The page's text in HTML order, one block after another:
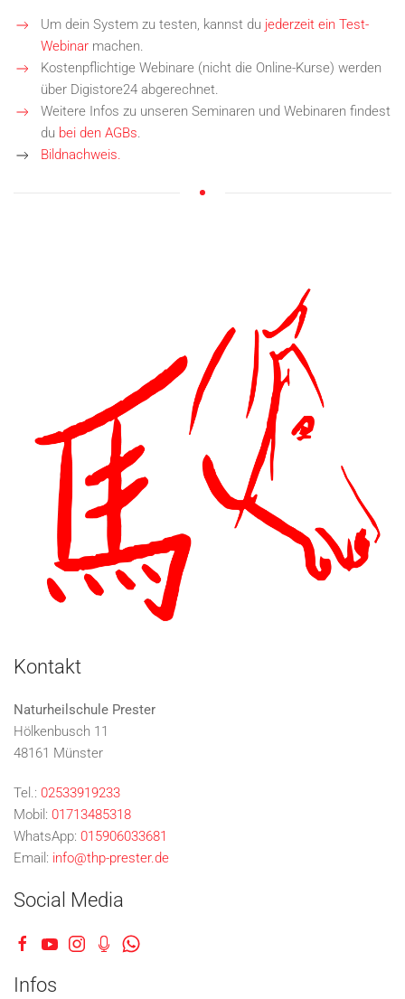
Um dein System zu testen, kannst du jederzeit ein Test-
Webinar machen.
Kostenpflichtige Webinare (nicht die Online-Kurse) werden
über Digistore24 abgerechnet.
Weitere Infos zu unseren Seminaren und Webinaren findest
du bei den AGBs.
Bildnachweis.
Kontakt
Naturheilschule Prester
Hölkenbusch 11
48161 Münster
Tel.: 02533919233
Mobil: 01713485318
WhatsApp: 015906033681
Email: info@thp-prester.de
Social Media
Infos